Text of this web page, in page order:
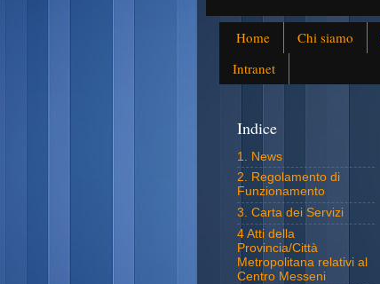
Home Chi siamo
Intranet
Indice
1. News
2. Regolamento di
Funzionamento
3. Carta dei Servizi
4 Atti della
Provincia/Città
Metropolitana relativi al
Centro Messeni